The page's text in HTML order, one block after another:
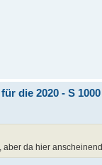
die 2020 - S 1000
aber da hier